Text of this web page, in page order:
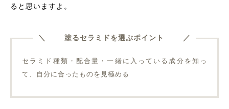
ると思いますよ。
塗るセラミドを選ぶポイント
セラミド種類・配合量・一緒に入っている成分を知っ
て、自分に合ったものを見極める